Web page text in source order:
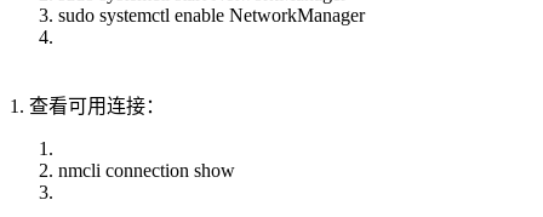
sudo systemctl enable NetworkManager
1. 查看可用连接：
nmcli connection show